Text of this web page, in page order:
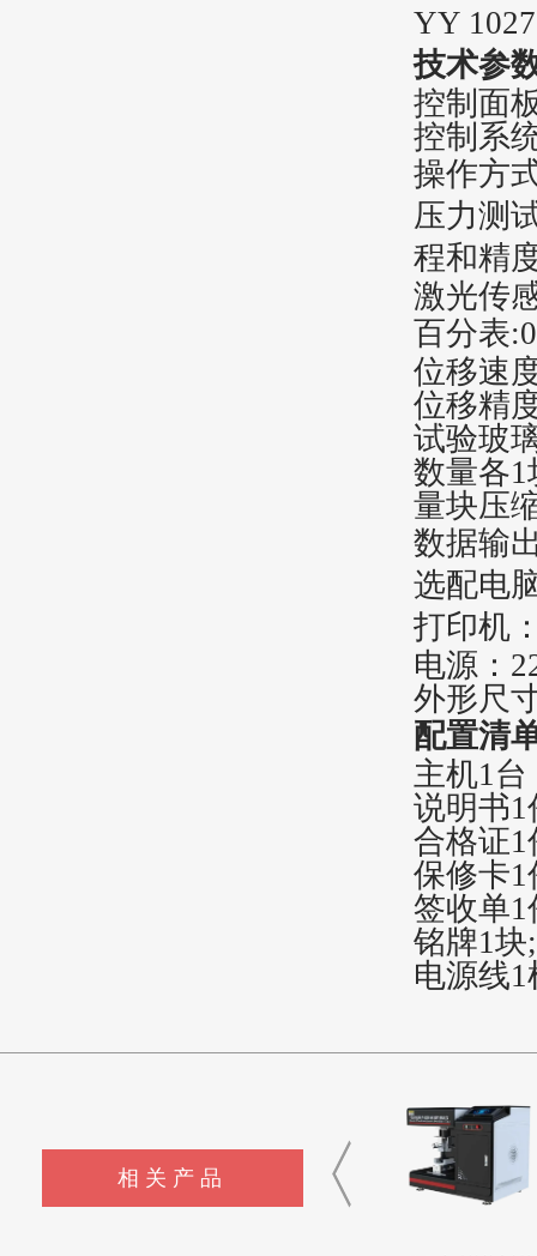
YY
技术参
控制面
控制系
操作方
压力测
程和精
激光传
百分表
位移速
位移精
试验玻
数量各1
量块压
数据输
选配电
打印机
电源：
外形尺
配置清
主机1台
说明书1
合格证1
保修卡1
签收单1
铭牌1块;
电源线1
相关产品